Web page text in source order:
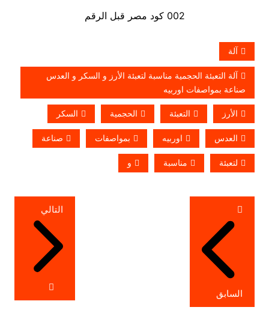
002 كود مصر قبل الرقم
آلة
آلة التعبئة الحجمية مناسبة لتعبئة الأرز و السكر و العدس
صناعة بمواصفات اوربيه
الأرز التعبئة الحجمية السكر
العدس اوربيه بمواصفات صناعة
لتعبئة مناسبة و
تصفّح
المقالات
السابق
التالي